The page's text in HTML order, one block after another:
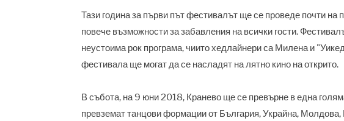
Тази година за първи път фестивалът ще се проведе почти на
повече възможности за забавления на всички гости.
неустоима рок програма, чиито хедлайнери са Милена и
фестивала ще могат да се насладят на лятно кино на открито.
В събота, на 9 юни 2018, Кранево ще се превърне в една
превземат танцови формации от България, Украйна,